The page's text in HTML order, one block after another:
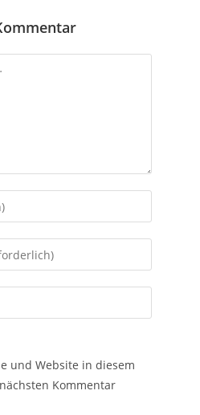
und Website in diesem
Kommentar